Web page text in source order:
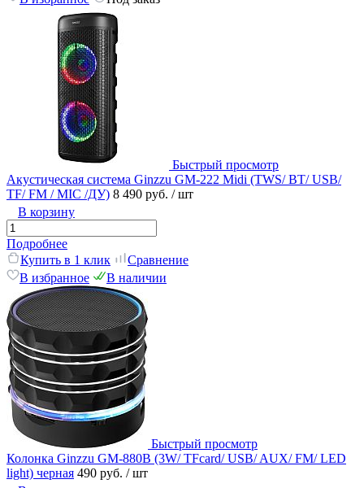
Быстрый просмотр
Акустическая система Ginzzu GM-222 Midi (TWS/ BT/ USB/
TF/ FM / MIC /ДУ) 8 490 руб. / шт
В корзину
Подробнее
Купить в 1 клик
Сравнение
В избранное
В наличии
Быстрый просмотр
Колонка Ginzzu GM-880B (3W/ TFcard/ USB/ AUX/ FM/ LED
light) черная 490 руб. / шт